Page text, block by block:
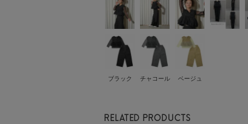
ブラック チャコール ベージュ
RELATED PRODUCTS